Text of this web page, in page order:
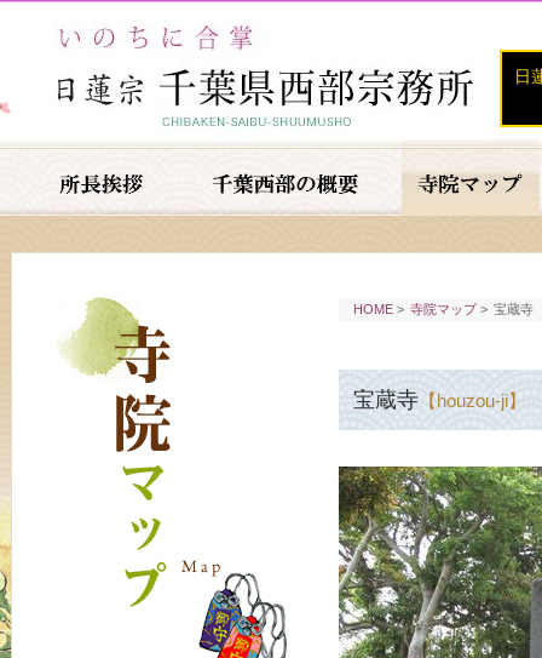
日
HOME > 寺院マップ> 宝蔵寺
宝蔵寺 【houzou-ji】